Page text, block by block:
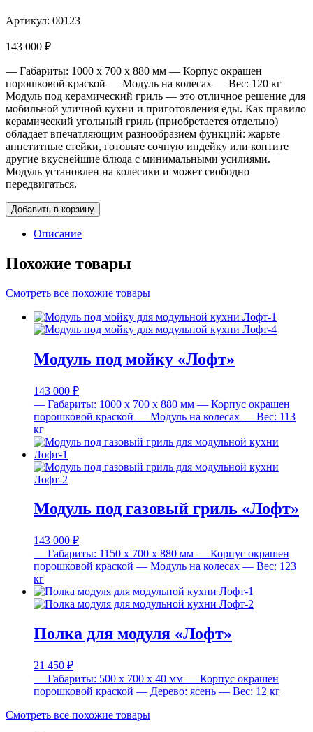
Артикул: 00123
143 000 ₽
— Габариты: 1000 x 700 x 880 мм — Корпус окрашен
порошковой краской — Модуль на колесах — Вес: 120 кг
Модуль под керамический гриль — это отличное решение для
мобильной уличной кухни и приготовления еды. Как правило
керамический угольный гриль (приобретается отдельно)
обладает впечатляющим разнообразием функций: жарьте
аппетитные стейки, готовьте сочную индейку или коптите
другие вкуснейшие блюда с минимальными усилиями.
Модуль установлен на колесики и может свободно
передвигаться.
Добавить в корзину
Описание
Похожие товары
Смотреть все похожие товары
Модуль под мойку «Лофт»
143 000 ₽
— Габариты: 1000 x 700 x 880 мм — Корпус окрашен
порошковой краской — Модуль на колесах — Вес: 113
кг
Модуль под газовый гриль «Лофт»
143 000 ₽
— Габариты: 1150 x 700 x 880 мм — Корпус окрашен
порошковой краской — Модуль на колесах — Вес: 123
кг
Полка для модуля «Лофт»
21 450 ₽
— Габариты: 500 x 700 x 40 мм — Корпус окрашен
порошковой краской — Дерево: ясень — Вес: 12 кг
Смотреть все похожие товары